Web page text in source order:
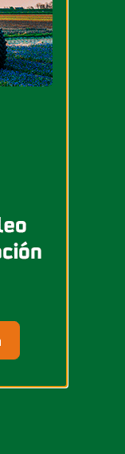
de
se limita a
tareas
la
el ajuste
del estado
como el
y
que
cualquier